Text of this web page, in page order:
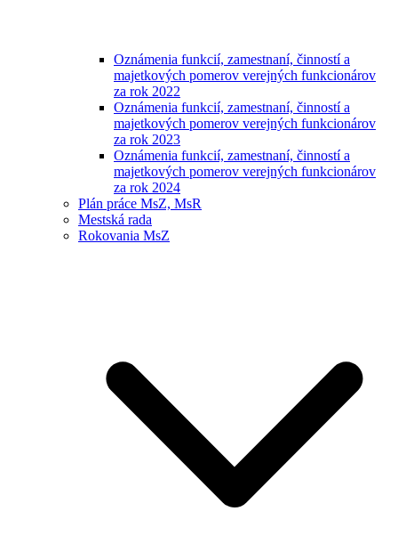
Oznámenia funkcií, zamestnaní, činností a
majetkových pomerov verejných funkcionárov
za rok 2022
Oznámenia funkcií, zamestnaní, činností a
majetkových pomerov verejných funkcionárov
za rok 2023
Oznámenia funkcií, zamestnaní, činností a
majetkových pomerov verejných funkcionárov
za rok 2024
Plán práce MsZ, MsR
Mestská rada
Rokovania MsZ